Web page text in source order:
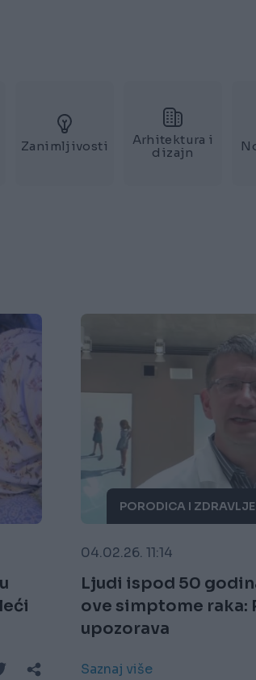
Zanimljivosti
Arhitektura i
dizajn
PORODICA I ZDRAVLJE
04.02.26. 11:14
Ljudi ispod 50
ove simptome raka:
upozorava
Saznaj više